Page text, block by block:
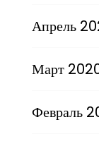
Апрель
Март
Февраль